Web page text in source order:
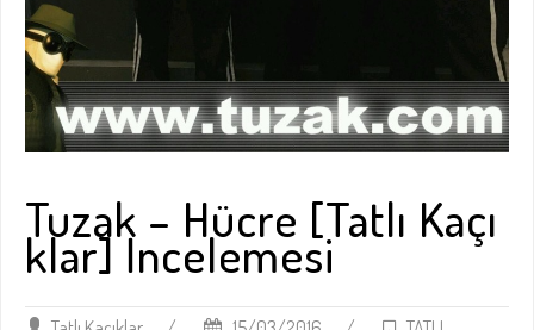
Tuzak – Hücre [Tatlı Kaçı
klar] İncelemesi